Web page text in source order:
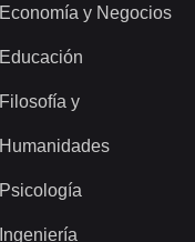
Economía y Negocios
Educación
Filosofía y
Humanidades
Psicología
Ingeniería